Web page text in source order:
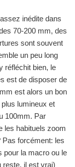
inédite dans
70-200 mm, des
sont souvent
un peu long
réfléchit bien, le
est de disposer de
est alors un bon
lumineux et
100mm. Par
les habituels zoom
forcément: les
pour la macro ou le
reste, il est vrai)